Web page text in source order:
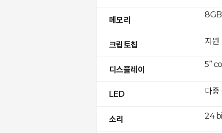
메모리
크립토칩
디스플레이
LED
소리
지원
5”
다중
24